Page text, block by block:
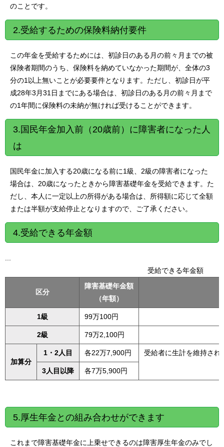
のことです。
2.受給するための保険料納付要件
この年金を受給するためには、初診日のある月の前々月までの被
保険者期間のうち、保険料を納めていなかった期間が、全体の3
分の1以上無いことが必要要件となります。ただし、初診日が平
成28年3月31日までにある場合は、初診日のある月の前々月まで
の1年間に保険料の未納が無ければ受けることができます。
3.国民年金加入前（20歳前）に障害者になった人
は
国民年金に加入する20歳になる前に1級、2級の障害者になった
場合は、20歳になったときから障害基礎年金を受給できます。た
だし、本人に一定以上の所得がある場合は、所得額に応じて全額
または半額が支給停止となりますので、ご了承ください。
4.受給できる年金額
受給できる年金額
区分
障害基礎年金額
（年額）
1級 99万100円
2級 79万2,100円
加算分
1・2人目 各22万7,900円 受給者に生計を維持さ
3人目以降 各7万5,900円
5.厚生年金との組み合わせができます
これまで障害基礎年金に上乗せできるのは障害厚生年金のみでし